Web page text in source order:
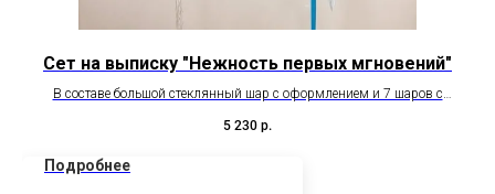
Сет на выписку "Нежность первых мгновений"
В составе большой стеклянный шар с оформлением и 7 шаров с
5 230 р.
Подробнее